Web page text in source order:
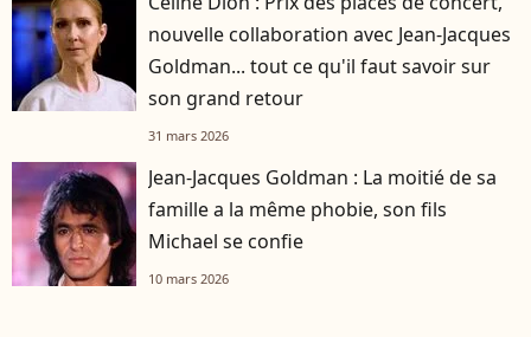
nouvelle collaboration avec Jean-Jacques
Goldman... tout ce qu'il faut savoir sur
son grand retour
31 mars 2026
Jean-Jacques Goldman : La moitié de sa
famille a la même phobie, son fils
Michael se confie
10 mars 2026